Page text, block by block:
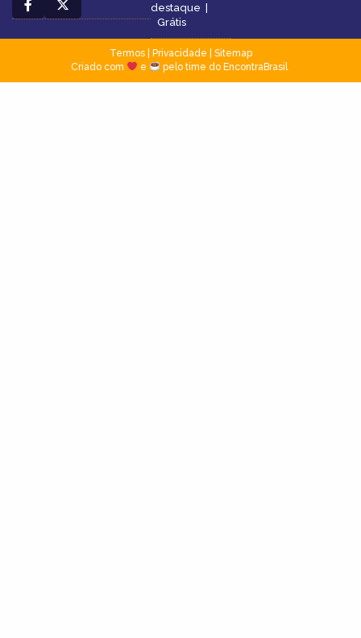
destaque |
Grátis
Termos| Privacidade
Sitemap
Criado com
e pelo time do EncontraBrasil